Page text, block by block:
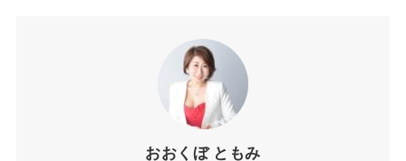
おおくぼ ともみ